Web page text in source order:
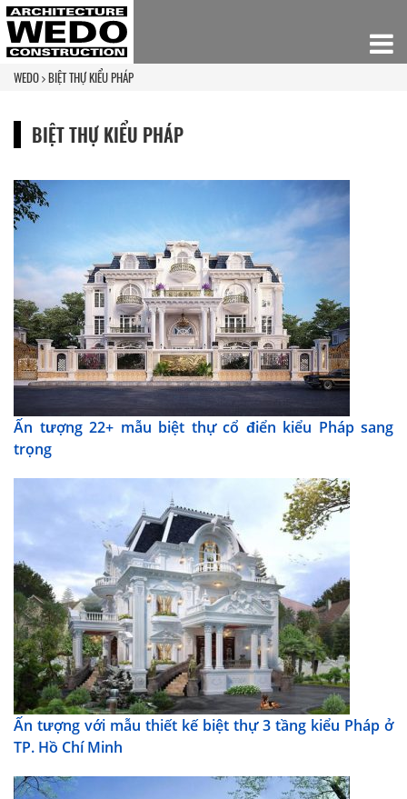
WEDO BIỆT THỰ KIỂU PHÁP
BIỆT THỰ KIỂU PHÁP
Ấn tượng 22+ mẫu biệt thự cổ điển kiểu Pháp sang
trọng
Ấn tượng với mẫu thiết kế biệt thự 3 tầng kiểu Pháp ở
TP. Hồ Chí Minh